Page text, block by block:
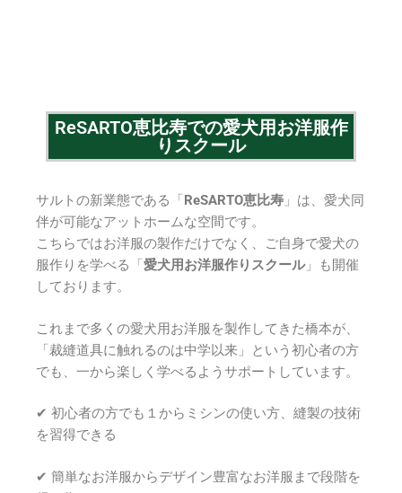
ReSARTO恵比寿での愛犬用お洋服作
りスクール
サルトの新業態である「 ReSARTO恵比寿 」は、愛犬同
伴が可能なアットホームな空間です。
こちらではお洋服の製作だけでなく、ご自身で愛犬の
服作りを学べる「 愛犬用お洋服作りスクール」も開催
しております。
これまで多くの愛犬用お洋服を製作してきた橋本が、
「裁縫道具に触れるのは中学以来」という初心者の方
でも、一から楽しく学べるようサポートしています。
✔ 初心者の方でも１からミシンの使い方、縫製の技術
を習得できる
✔ 簡単なお洋服からデザイン豊富なお洋服まで段階を